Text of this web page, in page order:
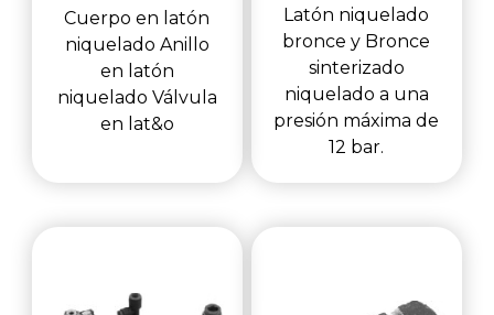
Cuerpo en latón
niquelado Anillo
en latón
niquelado Válvula
en lat&o
Latón niquelado
bronce y Bronce
sinterizado
niquelado a una
presión máxima de
12 bar.